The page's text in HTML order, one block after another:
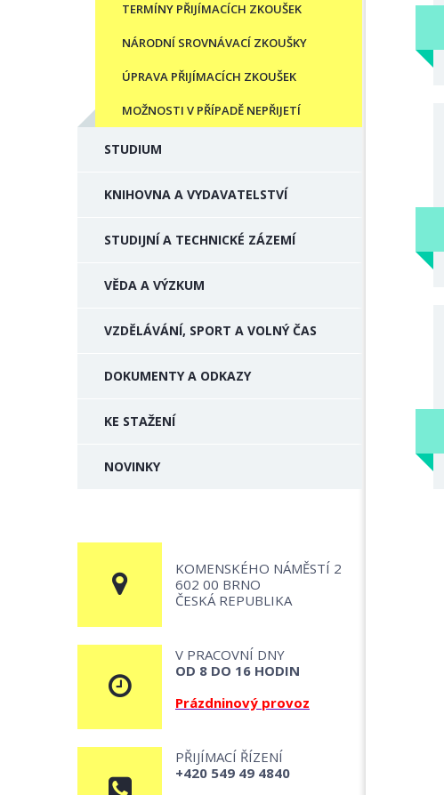
TERMÍNY PŘIJÍMACÍCH ZKOUŠEK
NÁRODNÍ SROVNÁVACÍ ZKOUŠKY
ÚPRAVA PŘIJÍMACÍCH ZKOUŠEK
MOŽNOSTI V PŘÍPADĚ NEPŘIJETÍ
STUDIUM
KNIHOVNA A VYDAVATELSTVÍ
STUDIJNÍ A TECHNICKÉ ZÁZEMÍ
VĚDA A VÝZKUM
VZDĚLÁVÁNÍ, SPORT A VOLNÝ ČAS
DOKUMENTY A ODKAZY
KE STAŽENÍ
NOVINKY
KOMENSKÉHO NÁMĚSTÍ 2
602 00 BRNO
ČESKÁ REPUBLIKA
V PRACOVNÍ DNY
OD 8 DO 16 HODIN
Prázdninový provoz
PŘIJÍMACÍ ŘÍZENÍ
+420 549 49 4840